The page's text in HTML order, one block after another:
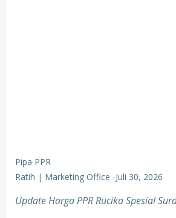
Pipa PPR
Ratih | Marketing Office -Juli 30, 2026
Update Harga PPR Rucika Spesial